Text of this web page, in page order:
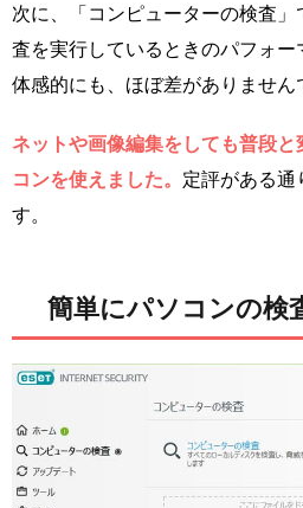
次に、「コンピューターの検査
査を実行しているときのパフォー
体感的にも、ほぼ差がありません
ネットや画像編集をしても普段
コンを使えました。 定評がある通
す。
簡単にパソコンの検